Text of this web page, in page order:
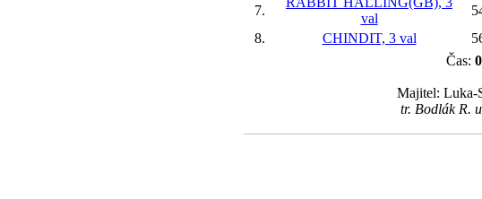
7.
val
8.
CHINDIT, 3 val
Čas:
Majitel: Luka-
tr. Bodlák R.